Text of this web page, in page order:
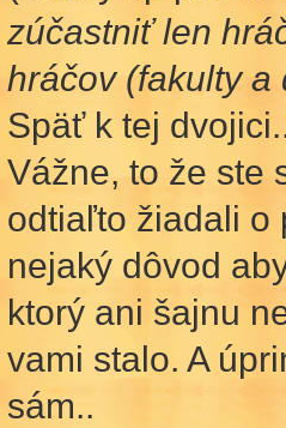
zúčastniť len
hráčov (fakulty a
Späť k tej
Vážne, to že ste
odtiaľto žiadali o
nejaký dôvod
ktorý ani šajnu
vami stalo. A
sám..